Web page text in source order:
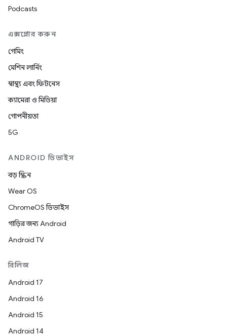
Podcasts
এক্সপ্লোর করুন
গেমিং
মেশিন লার্নিং
স্বাস্থ্য এবং ফিটনেস
ক্যামেরা ও মিডিয়া
গোপনীয়তা
5G
ANDROID ডিভাইস
বড় স্ক্রিন
Wear OS
ChromeOS ডিভাইস
গাড়ির জন্য Android
Android TV
রিলিজ
Android 17
Android 16
Android 15
Android 14